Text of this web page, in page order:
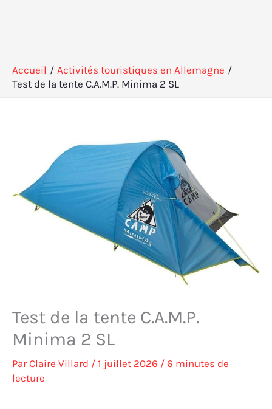
Accueil
Activités touristiques en Allemagne
Test de la tente C.A.M.P. Minima 2 SL
Test de la tente C.A.M.P.
Minima 2 SL
ParClaire Villard / 1 juillet 2026 / 6 minutes de
lecture